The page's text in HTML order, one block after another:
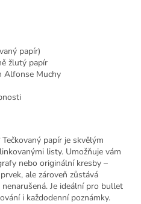
papír)
žlutý papír
Alfonse Muchy
Tečkovaný papír je skvělým
listy. Umožňuje vám
nebo originální kresby –
ale zároveň zůstává
Je ideální pro bullet
i každodenní poznámky.